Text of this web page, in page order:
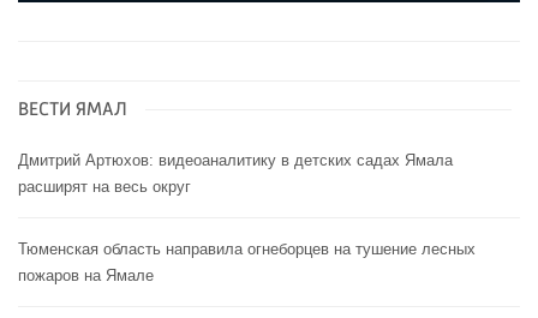
ВЕСТИ ЯМАЛ
Дмитрий Артюхов: видеоаналитику в детских садах Ямала
расширят на весь округ
Тюменская область направила огнеборцев на тушение лесных
пожаров на Ямале